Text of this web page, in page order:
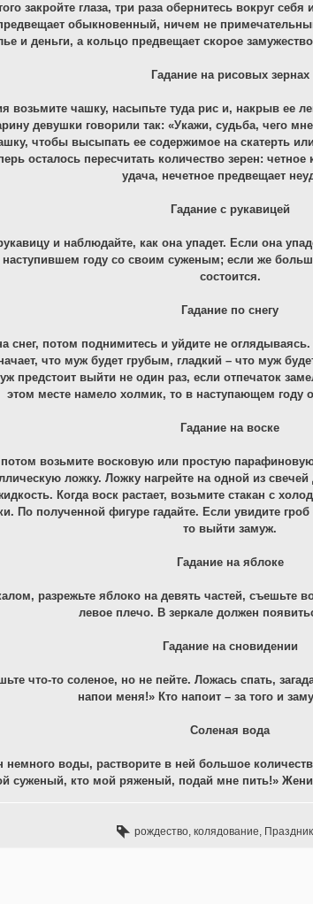
закройте глаза, три раза обернитесь вокруг
обыкновенный, ничем не
и деньги, а кольцо предвещает скорое
Гадание на рисовых зернах
возьмите чашку, насыпьте туда рис и, накрыв ее
девушки говорили так: «Укажи, судьба, чего
чтобы высыпать ее содержимое на скатерть
осталось пересчитать количество зерен:
удача, нечетное предвещает
Гадание с рукавицей
и наблюдайте, как она упадет. Если она
наступившем году со своим суженым; если же
состоится.
Гадание по снегу
снег, потом поднимитесь и уйдите не
что муж будет грубым, гладкий – что муж
предстоит выйти не один раз, если отпечаток
этом месте намело холмик, то в наступающем году
Гадание на воске
потом возьмите восковую или простую
ложку. Ложку нагрейте на одной из
Когда воск растает, возьмите стакан с
По полученной фигуре гадайте. Если увидите гроб
то выйти замуж.
Гадание на яблоке
разрежьте яблоко на девять частей, съешьте
левое плечо. В зеркале должен
Гадание на сновидении
что-то соленое, но не пейте. Ложась спать,
напои меня!» Кто напоит – за того и
Соленая вода
немного воды, растворите в ней большое
суженый, кто мой ряженый, подай мне пить!»
рождество, колядование,